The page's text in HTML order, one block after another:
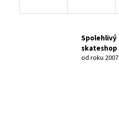
Spolehlivý
skateshop
od roku 2007